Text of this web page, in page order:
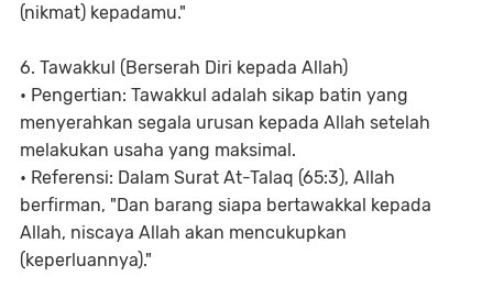
(nikmat) kepadamu."
6. Tawakkul (Berserah Diri kepada Allah)
• Pengertian: Tawakkul adalah sikap batin yang
menyerahkan segala urusan kepada Allah setelah
melakukan usaha yang maksimal.
• Referensi: Dalam Surat At-Talaq (65:3), Allah
berfirman, "Dan barang siapa bertawakkal kepada
Allah, niscaya Allah akan mencukupkan
(keperluannya)."